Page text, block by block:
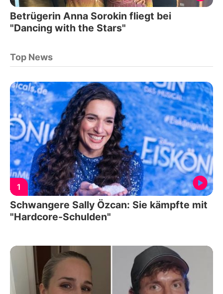
Betrügerin Anna Sorokin fliegt bei
"Dancing with the Stars"
Top News
1
Schwangere Sally Özcan: Sie kämpfte mit
"Hardcore-Schulden"